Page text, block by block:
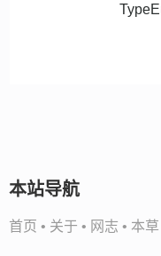
本站导航
首页 • 关于 • 网志 • 本草